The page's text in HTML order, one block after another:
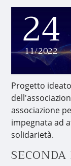
24
11/2022
Progetto
associazione
impegnata ad
solidarietà.
SECONDA